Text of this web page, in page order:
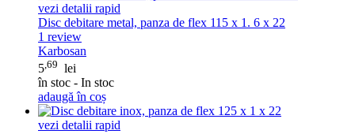
vezi detalii rapid
Disc debitare metal, panza de flex 115 x 1. 6 x 22
1 review
Karbosan
5 ,69 lei
în stoc - In stoc
adaugă în coș
vezi detalii rapid